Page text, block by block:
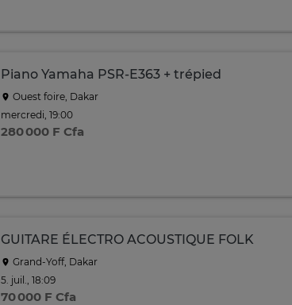
Piano Yamaha PSR-E363 + trépied
Ouest foire, Dakar
mercredi, 19:00
280 000 F Cfa
GUITARE ÉLECTRO ACOUSTIQUE FOLK
Grand-Yoff, Dakar
5. juil., 18:09
70 000 F Cfa